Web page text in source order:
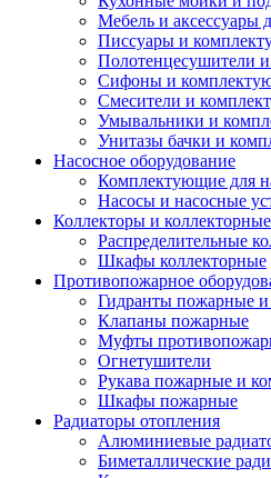
Мебель и аксессуары
Писсуары и
Полотенцесушители
Сифоны и
Смесители и
Умывальники и
Унитазы бачки и
Насосное оборудование
Комплектующие для
Насосы и насосные
Коллекторы и
Распределительные
Шкафы коллекторные
Противопожарное
Гидранты пожарные
Клапаны пожарные
Муфты
Огнетушители
Рукава пожарные и
Шкафы пожарные
Радиаторы отопления
Алюминиевые
Биметаллические